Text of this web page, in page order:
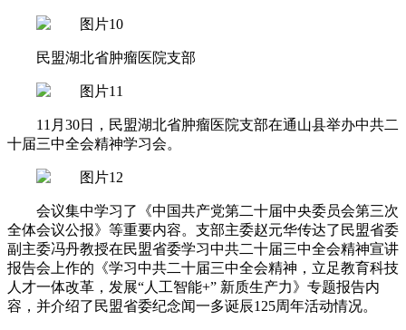
民盟湖北省肿瘤医院支部
11月30日，民盟湖北省肿瘤医院支部在通山县举办中共二
十届三中全会精神学习会。
会议集中学习了《中国共产党第二十届中央委员会第三次
全体会议公报》等重要内容。支部主委赵元华传达了民盟省委
副主委冯丹教授在民盟省委学习中共二十届三中全会精神宣讲
报告会上作的《学习中共二十届三中全会精神，立足教育科技
人才一体改革，发展“人工智能+” 新质生产力》专题报告内
容，并介绍了民盟省委纪念闻一多诞辰125周年活动情况。